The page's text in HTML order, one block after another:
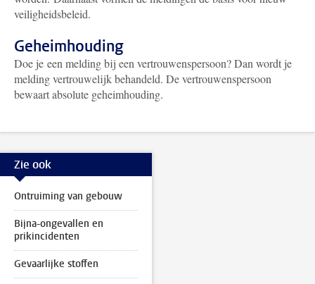
veiligheidsbeleid.
Geheimhouding
Doe je een melding bij een vertrouwenspersoon? Dan wordt je
melding vertrouwelijk behandeld. De vertrouwenspersoon
bewaart absolute geheimhouding.
Zie ook
Ontruiming van gebouw
Bijna-ongevallen en
prikincidenten
Gevaarlijke stoffen